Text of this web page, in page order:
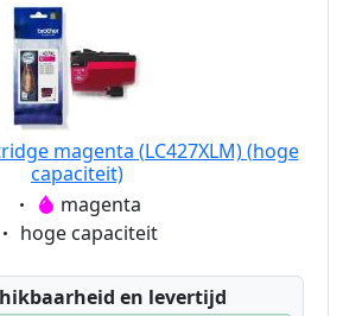
magenta (LC427XLM) (hoge
capaciteit)
Eigenschaft:
magenta
Eigenschaft:
hoge capaciteit
en levertijd